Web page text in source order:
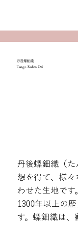
丹後螺鈿織
Tango Raden Ori
丹後螺鈿織（
想を得て、様
わせた生地です
1300年以上の
す。螺鈿織は、